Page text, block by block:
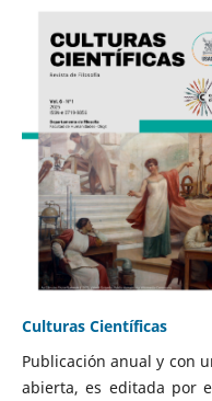
Culturas Científicas
Publicación anual y con
abierta, es editada por